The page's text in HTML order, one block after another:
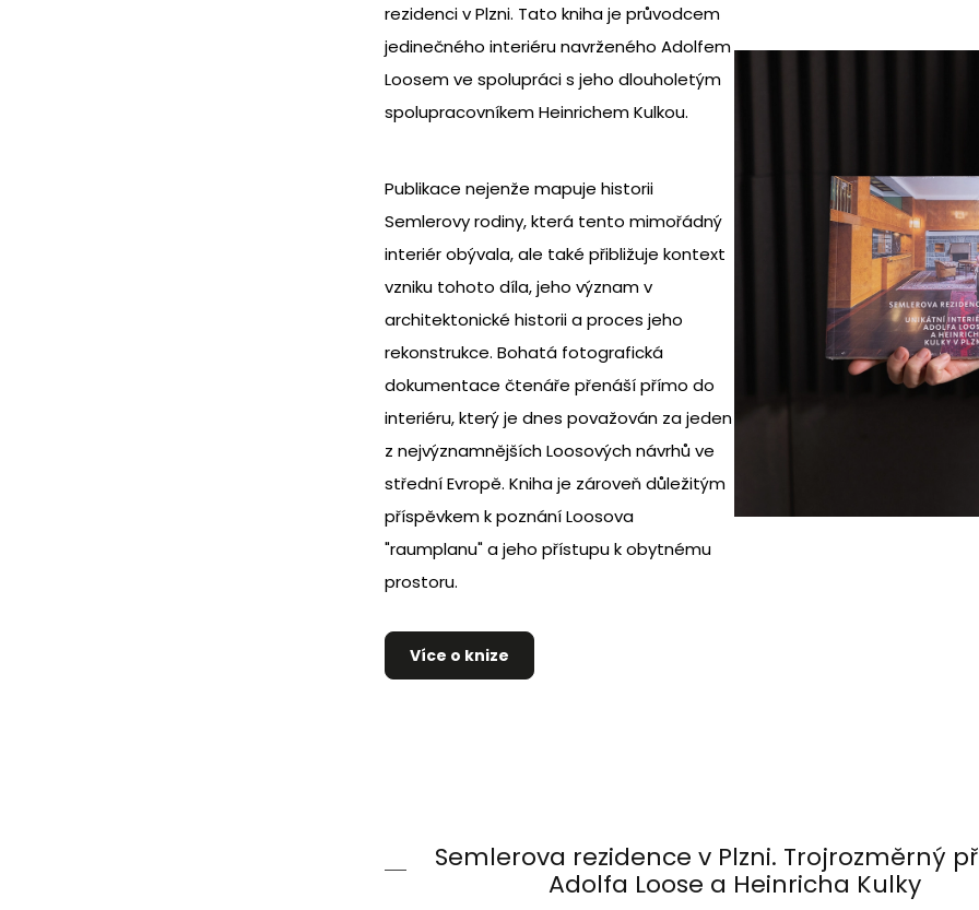
rezidenci v Plzni. Tato kniha je průvodcem
jedinečného interiéru navrženého Adolfem
Loosem ve spolupráci s jeho dlouholetým
spolupracovníkem Heinrichem Kulkou.
Publikace nejenže mapuje historii
Semlerovy rodiny, která tento mimořádný
interiér obývala, ale také přibližuje kontext
vzniku tohoto díla, jeho význam v
architektonické historii a proces jeho
rekonstrukce. Bohatá fotografická
dokumentace čtenáře přenáší přímo do
interiéru, který je dnes považován za jeden
z nejvýznamnějších Loosových návrhů ve
střední Evropě. Kniha je zároveň důležitým
příspěvkem k poznání Loosova
"raumplanu" a jeho přístupu k obytnému
prostoru.
Více o knize
Semlerova rezidence v Plzni. Trojrozměrný
Adolfa Loose a Heinricha Kulky